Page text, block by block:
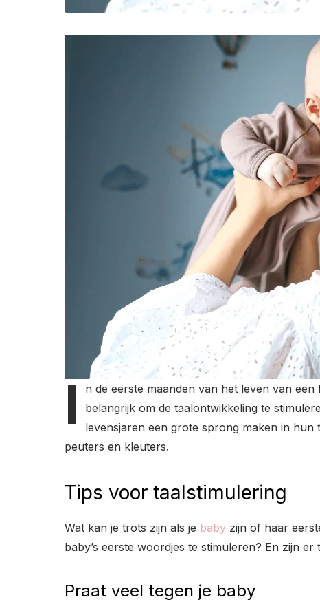
I
n de eerste maanden van het leven van
belangrijk om de taalontwikkeling te
levensjaren een grote sprong maken in hun
peuters en kleuters.
Tips voor taalstimulering
Wat kan je trots zijn als je baby zijn of haar
baby’s eerste woordjes te stimuleren? En zijn
Praat veel tegen je baby